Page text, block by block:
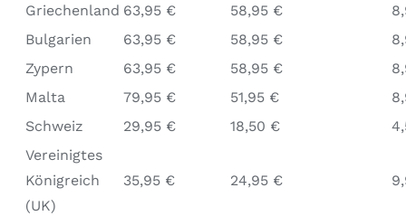
Griechenland 63,95 € 58,95 €
Bulgarien
63,95 € 58,95 €
Zypern
63,95 € 58,95 €
Malta
79,95 € 51,95 €
Schweiz
29,95 € 18,50 €
Vereinigtes
Königreich
(UK)
35,95 € 24,95 €